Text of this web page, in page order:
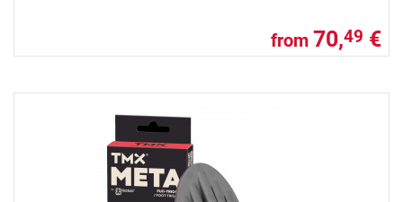
from 70,49 €